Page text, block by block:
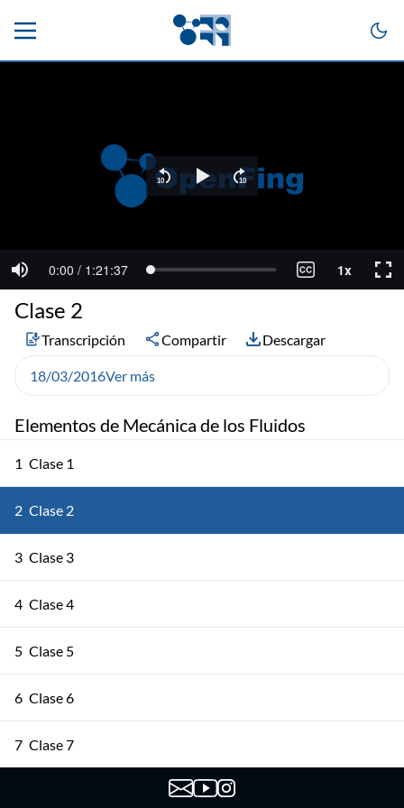
Elementos de Mecánica de los Fluidos
1 Clase 1
2 Clase 2
3 Clase 3
4 Clase 4
5 Clase 5
6 Clase 6
7 Clase 7
Clase 2
Transcripción Compartir Descargar
18/03/2016Ver más